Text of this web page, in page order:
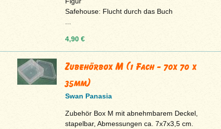
Safehouse: Flucht durch das Buch
4,90 €
Zubehörbox M (1 Fach - 70x 70 x
35mm)
Swan Panasia
Zubehör Box M mit abnehmbarem Deckel,
stapelbar, Abmessungen ca. 7x7x3,5 cm.